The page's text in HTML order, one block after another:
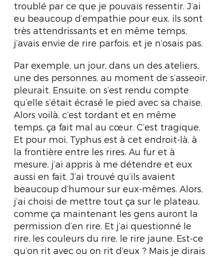
troublé par ce que je pouvais ressentir. J’ai
eu beaucoup d’empathie pour eux, ils sont
très attendrissants et en même temps,
j’avais envie de rire parfois, et je n’osais pas.
Par exemple, un jour, dans un des ateliers,
une des personnes, au moment de s’asseoir,
pleurait. Ensuite, on s’est rendu compte
qu’elle s’était écrasé le pied avec sa chaise.
Alors voilà, c’est tordant et en même
temps, ça fait mal au cœur. C’est tragique.
Et pour moi, Typhus est à cet endroit-là, à
la frontière entre les rires. Au fur et à
mesure, j’ai appris à me détendre et eux
aussi en fait. J’ai trouvé qu’ils avaient
beaucoup d’humour sur eux-mêmes. Alors,
j’ai choisi de mettre tout ça sur le plateau,
comme ça maintenant les gens auront la
permission d’en rire. Et j’ai questionné le
rire, les couleurs du rire, le rire jaune. Est-ce
qu’on rit avec ou on rit d’eux ? Mais je dirais